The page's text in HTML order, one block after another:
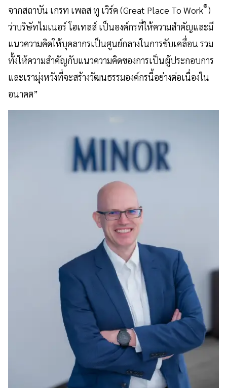
จากสถาบัน เกรท เพลส ทู เวิร์ค (Great Place To Work®)
ว่าบริษัทไมเนอร์ โฮเทลส์ เป็นองค์กรที่ให้ความสำคัญและมี
แนวความคิดให้บุคลากรเป็นศูนย์กลางในการขับเคลื่อน รวม
ทั้งให้ความสำคัญกับแนวความคิดของการเป็นผู้ประกอบการ
และเรามุ่งหวังที่จะสร้างวัฒนธรรมองค์กรนี้อย่างต่อเนื่องใน
อนาคต”